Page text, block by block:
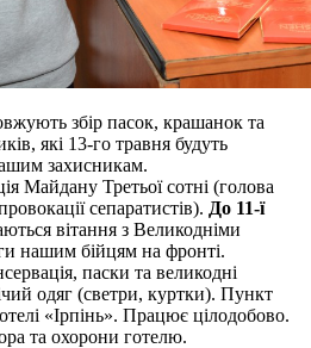
збір пасок, крашанок та
які 13-го травня будуть
захисникам.
Майдану Третьої сотні (голова
сепаратистів). До 11-ї
вітання з Великодніми
нашим бійцям на фронті.
паски та великодні
одяг (светри, куртки). Пункт
«Ірпінь». Працює цілодобово.
та охорони готелю.